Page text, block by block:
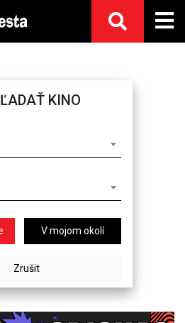
KINO
V mojom okolí